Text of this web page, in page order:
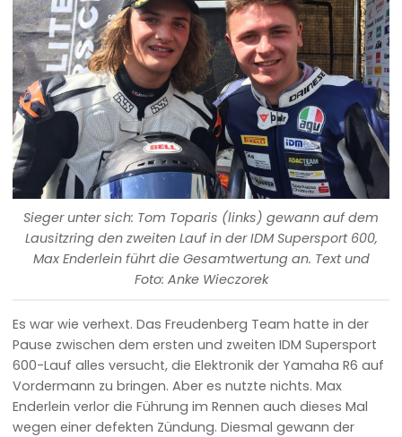
Sieger unter sich: Tom Toparis (links) gewann auf dem
Lausitzring den zweiten Lauf in der IDM Supersport 600,
Max Enderlein führt die Gesamtwertung an. Text und
Foto: Anke Wieczorek
Es war wie verhext. Das Freudenberg Team hatte in der
Pause zwischen dem ersten und zweiten IDM Supersport
600-Lauf alles versucht, die Elektronik der Yamaha R6 auf
Vordermann zu bringen. Aber es nutzte nichts. Max
Enderlein verlor die Führung im Rennen auch dieses Mal
wegen einer defekten Zündung. Diesmal gewann der